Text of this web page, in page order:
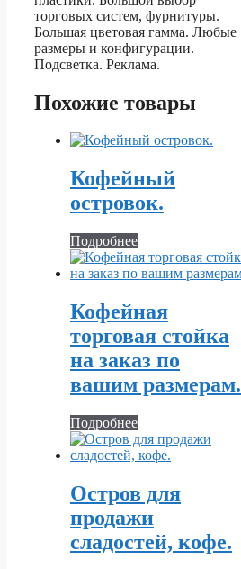
торговых систем, фурнитуры.
Большая цветовая гамма. Любые
размеры и конфигурации.
Подсветка. Реклама.
Похожие товары
Кофейный
островок.
Подробнее
Кофейная
торговая стойка
на заказ по
вашим размерам.
Подробнее
Остров для
продажи
сладостей, кофе.